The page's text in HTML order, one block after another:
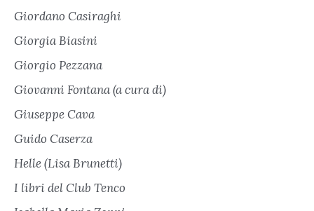
Giordano Casiraghi
Giorgia Biasini
Giorgio Pezzana
Giovanni Fontana (a cura di)
Giuseppe Cava
Guido Caserza
Helle (Lisa Brunetti)
I libri del Club Tenco